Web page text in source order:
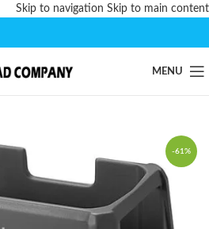
Skip to navigation Skip to main content
MENU
-61%